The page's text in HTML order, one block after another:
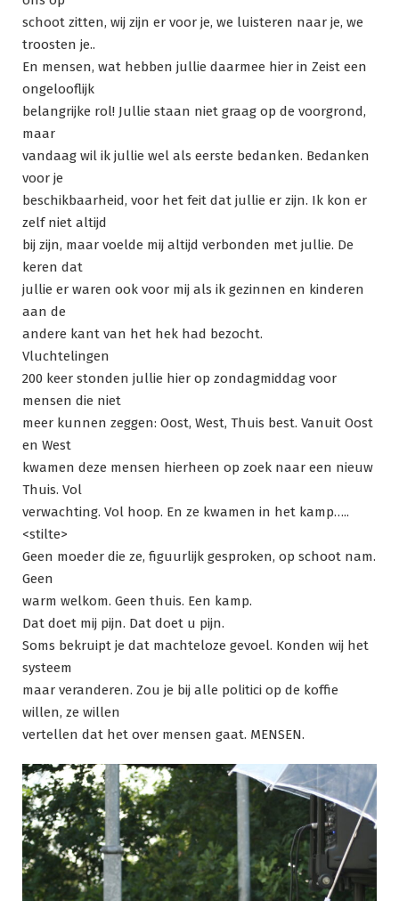
schoot zitten, wij zijn er voor je, we luisteren naar je, we
troosten je..
En mensen, wat hebben jullie daarmee hier in Zeist een
ongelooflijk
belangrijke rol! Jullie staan niet graag op de voorgrond,
maar
vandaag wil ik jullie wel als eerste bedanken. Bedanken
voor je
beschikbaarheid, voor het feit dat jullie er zijn. Ik kon er
zelf niet altijd
bij zijn, maar voelde mij altijd verbonden met jullie. De
keren dat
jullie er waren ook voor mij als ik gezinnen en kinderen
aan de
andere kant van het hek had bezocht.
Vluchtelingen
200 keer stonden jullie hier op zondagmiddag voor
mensen die niet
meer kunnen zeggen: Oost, West, Thuis best. Vanuit Oost
en West
kwamen deze mensen hierheen op zoek naar een nieuw
Thuis. Vol
verwachting. Vol hoop. En ze kwamen in het kamp…..
<stilte>
Geen moeder die ze, figuurlijk gesproken, op schoot nam.
Geen
warm welkom. Geen thuis. Een kamp.
Dat doet mij pijn. Dat doet u pijn.
Soms bekruipt je dat machteloze gevoel. Konden wij het
systeem
maar veranderen. Zou je bij alle politici op de koffie
willen, ze willen
vertellen dat het over mensen gaat. MENSEN.